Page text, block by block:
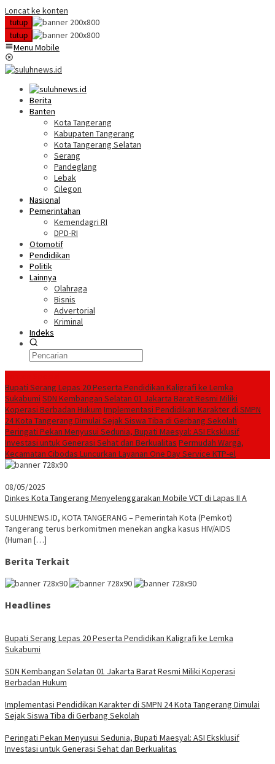
Loncat ke konten
tutup
tutup
Menu Mobile
Berita
Banten
Kota Tangerang
Kabupaten Tangerang
Kota Tangerang Selatan
Serang
Pandeglang
Lebak
Cilegon
Nasional
Pemerintahan
Kemendagri RI
DPD-RI
Otomotif
Pendidikan
Politik
Lainnya
Olahraga
Bisnis
Advertorial
Kriminal
Indeks
Bupati Serang Lepas 20 Peserta Pendidikan Kaligrafi ke Lemka
Sukabumi SDN Kembangan Selatan 01 Jakarta Barat Resmi Miliki
Koperasi Berbadan Hukum Implementasi Pendidikan Karakter di SMPN
24 Kota Tangerang Dimulai Sejak Siswa Tiba di Gerbang Sekolah
Peringati Pekan Menyusui Sedunia, Bupati Maesyal: ASI Eksklusif
Investasi untuk Generasi Sehat dan Berkualitas Permudah Warga,
Kecamatan Cibodas Luncurkan Layanan One Day Service KTP-el
08/05/2025
Dinkes Kota Tangerang Menyelenggarakan Mobile VCT di Lapas II A
SULUHNEWS.ID, KOTA TANGERANG – Pemerintah Kota (Pemkot)
Tangerang terus berkomitmen menekan angka kasus HIV/AIDS
(Human […]
Berita Terkait
Headlines
Bupati Serang Lepas 20 Peserta Pendidikan Kaligrafi ke Lemka
Sukabumi
SDN Kembangan Selatan 01 Jakarta Barat Resmi Miliki Koperasi
Berbadan Hukum
Implementasi Pendidikan Karakter di SMPN 24 Kota Tangerang Dimulai
Sejak Siswa Tiba di Gerbang Sekolah
Peringati Pekan Menyusui Sedunia, Bupati Maesyal: ASI Eksklusif
Investasi untuk Generasi Sehat dan Berkualitas